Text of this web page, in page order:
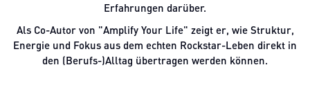
Erfahrungen darüber.
Als Co-Autor von "Amplify Your Life" zeigt er, wie Struktur,
Energie und Fokus aus dem echten Rockstar-Leben direkt in
den (Berufs-)Alltag übertragen werden können.